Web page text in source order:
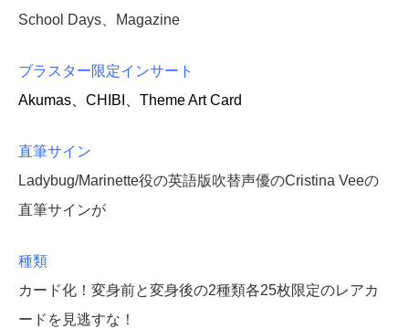
School Days、Magazine
ブラスター限定インサート
Akumas、CHIBI、Theme Art Card
直筆サイン
Ladybug/Marinette役の英語版吹替声優のCristina Veeの
直筆サインが
種類
カード化！変身前と変身後の2種類各25枚限定のレアカ
ードを見逃すな！